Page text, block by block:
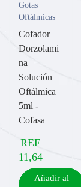
Gotas
Oftálmicas
Cofador
Dorzolami
na
Solución
Oftálmica
5ml -
Cofasa
REF
11,64
Añadir al